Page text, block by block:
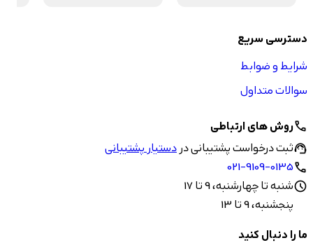
دسترسی سریع
شرایط و ضوابط
سوالات متداول
callروش های ارتباطی
support_agentثبت درخواست پشتیبانی دردستیار پشتیبانی
call
021-9109-0135
scheduleشنبه تا چهارشنبه، 9 تا 17
پنجشنبه، 9 تا 13
ما را دنبال کنید